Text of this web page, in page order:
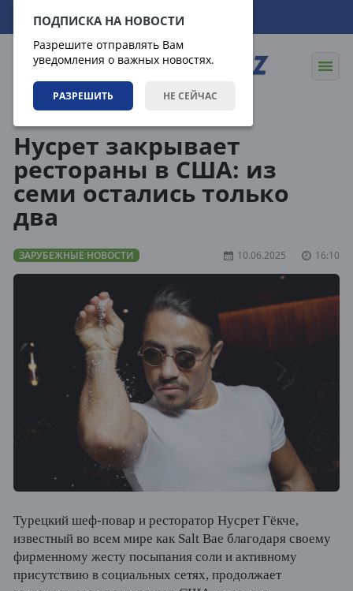
ПОДПИСКА НА НОВОСТИ
Разрешите отправлять Вам
уведомления о важных новостях.
РАЗРЕШИТЬ НЕ СЕЙЧАС
09.08.2026 11:28:22
Нусрет закрывает
рестораны в США: из
семи остались только
два
ЗАРУБЕЖНЫЕ НОВОСТИ 10.06.2025 16:10
Турецкий шеф-повар и ресторатор Нусрет Гёкче,
известный во всем мире как Salt Bae благодаря своему
фирменному жесту посыпания соли и активному
присутствию в социальных сетях, продолжает